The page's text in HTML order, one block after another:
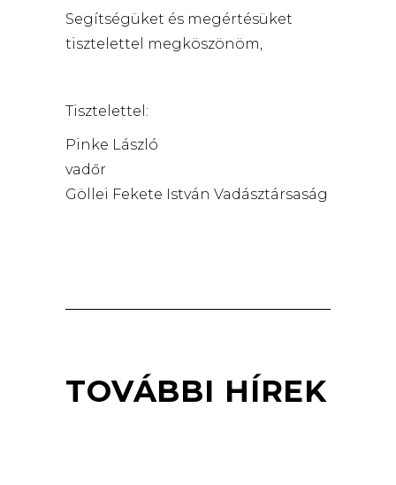
Segítségüket és megértésüket
tisztelettel megköszönöm,
Tisztelettel:
Pinke László
vadőr
Göllei Fekete István Vadásztársaság
TOVÁBBI HÍREK